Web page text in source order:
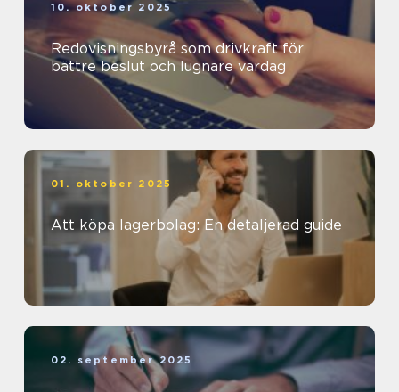
10. oktober 2025
Redovisningsbyrå som drivkraft för
bättre beslut och lugnare vardag
01. oktober 2025
Att köpa lagerbolag: En detaljerad guide
02. september 2025